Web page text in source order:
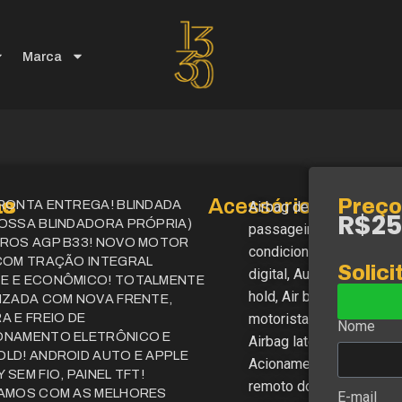
Marca
ENTREGA! BLINDADA
BLINDADORA PRÓPRIA)
AGP B33! NOVO MOTOR
TRAÇÃO INTEGRAL
E ECONÔMICO! TOTALMENTE
COM NOVA FRENTE,
E FREIO DE
ELETRÔNICO E
ANDROID AUTO E APPLE
SEM FIO, PAINEL TFT!
COM AS MELHORES
Acessórios
Airbag de
passageiro, Ar
condicionado
digital, Auto
hold, Air bag
motorista,
Airbag laterais,
Acionamento
remoto do
Preço
Nome
E-mail